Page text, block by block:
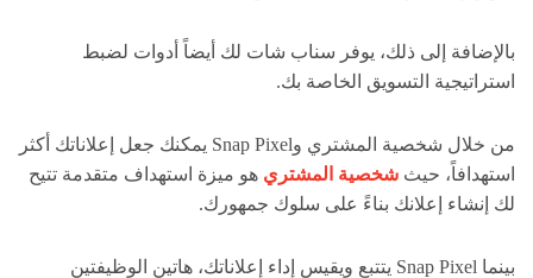
بالإضافة إلى ذلك، يوفر سناب شات لك أيضاً أدوات لضبط
استراتيجية التسويق الخاصة بك.
من خلال شخصية المشتري وSnap Pixel يمكنك جعل إعلاناتك أكثر
استهدافاً، حيث شخصية المشتري هو ميزة استهداف متقدمة تتيح
لك إنشاء إعلانك بناءً على سلوك جمهورك.
بينما Snap Pixel يتتبع ويقيس إداء إعلاناتك، هاتين الوظيفتين